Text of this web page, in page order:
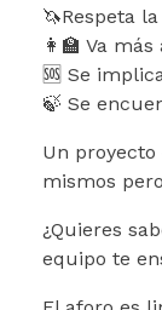
🦄Respeta
👩‍🏫 Va
🆘 Se
🍃 Se
Un
mismos
¿Quieres
equipo te